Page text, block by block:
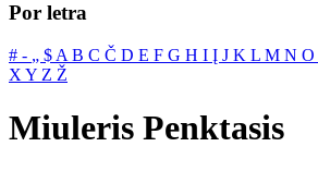
Por letra
# ‐ „ $ A B C Č D E F G H I Į J K L M N O
X Y Z Ž
Miuleris Penktasis